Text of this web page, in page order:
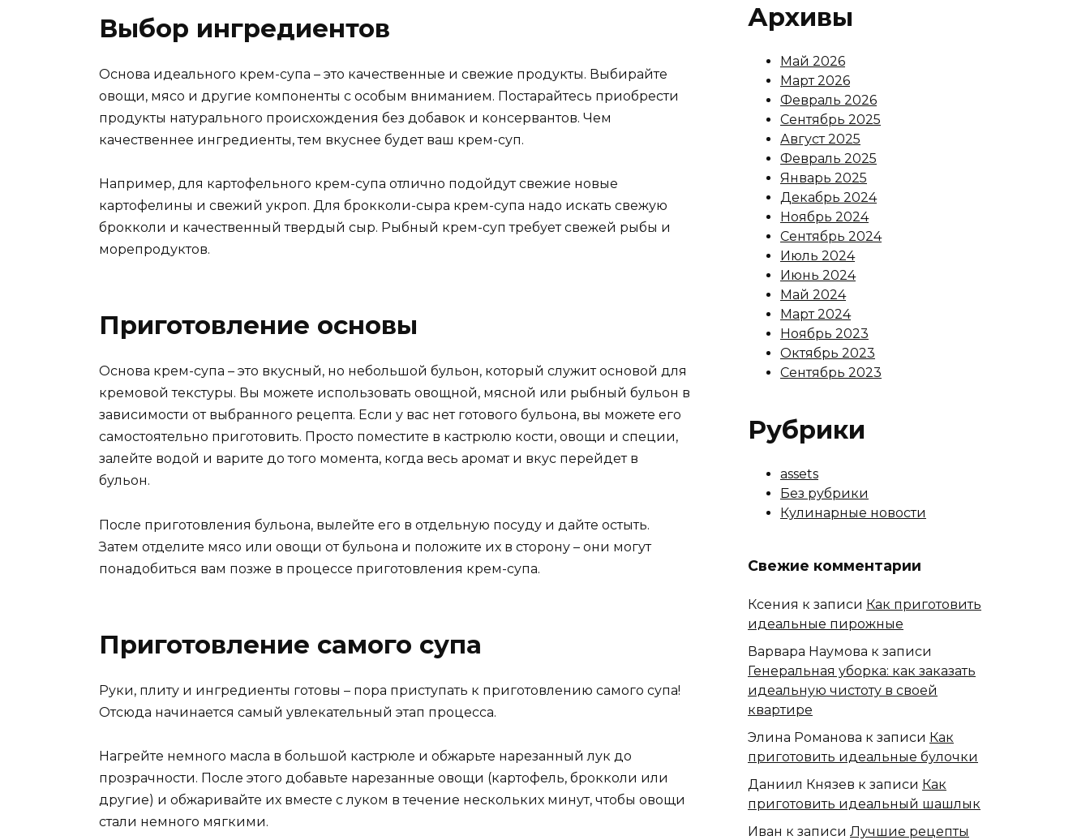
Выбор ингредиентов
Основа идеального крем-супа – это качественные и свежие продукты. Выбирайте
овощи, мясо и другие компоненты с особым вниманием. Постарайтесь приобрести
продукты натурального происхождения без добавок и консервантов. Чем
качественнее ингредиенты, тем вкуснее будет ваш крем-суп.
Например, для картофельного крем-супа отлично подойдут свежие новые
картофелины и свежий укроп. Для брокколи-сыра крем-супа надо искать свежую
брокколи и качественный твердый сыр. Рыбный крем-суп требует свежей рыбы и
морепродуктов.
Приготовление основы
Основа крем-супа – это вкусный, но небольшой бульон, который служит основой для
кремовой текстуры. Вы можете использовать овощной, мясной или рыбный бульон в
зависимости от выбранного рецепта. Если у вас нет готового бульона, вы можете его
самостоятельно приготовить. Просто поместите в кастрюлю кости, овощи и специи,
залейте водой и варите до того момента, когда весь аромат и вкус перейдет в
бульон.
После приготовления бульона, вылейте его в отдельную посуду и дайте остыть.
Затем отделите мясо или овощи от бульона и положите их в сторону – они могут
понадобиться вам позже в процессе приготовления крем-супа.
Приготовление самого супа
Руки, плиту и ингредиенты готовы – пора приступать к приготовлению самого супа!
Отсюда начинается самый увлекательный этап процесса.
Нагрейте немного масла в большой кастрюле и обжарьте нарезанный лук до
прозрачности. После этого добавьте нарезанные овощи (картофель, брокколи или
другие) и обжаривайте их вместе с луком в течение нескольких минут, чтобы овощи
стали немного мягкими.
Архивы
Май 2026
Март 2026
Февраль 2026
Сентябрь 2025
Август 2025
Февраль 2025
Январь 2025
Декабрь 2024
Ноябрь 2024
Сентябрь 2024
Июль 2024
Июнь 2024
Май 2024
Март 2024
Ноябрь 2023
Октябрь 2023
Сентябрь 2023
Рубрики
assets
Без рубрики
Кулинарные новости
Свежие комментарии
Ксения к записи Как приготовить
идеальные пирожные
Варвара Наумова к записи
Генеральная уборка: как заказать
идеальную чистоту в своей
квартире
Элина Романова к записи Как
приготовить идеальные булочки
Даниил Князев к записи Как
приготовить идеальный шашлык
Иван к записи Лучшие рецепты